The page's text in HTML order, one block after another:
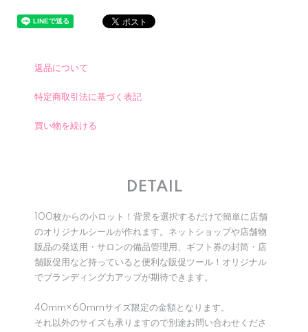
返品について
特定商取引法に基づく表記
買い物を続ける
DETAIL
100枚からの小ロット！背景を選択するだけで簡単に店舗
のオリジナルシールが作れます。ネットショップや店舗物
販品の発送用・サロンの備品管理用、ギフト券の封筒・店
舗販促用など持っていると便利な販促ツール！オリジナル
でブランディング力アップが期待できます。
40mm×60mmサイズ限定の金額となります。
それ以外のサイズも承りますので別途お問い合わせくださ